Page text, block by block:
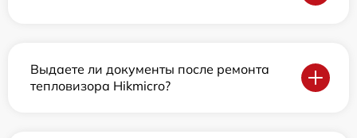
Выдаете ли документы после ремонта
тепловизора Hikmicro?